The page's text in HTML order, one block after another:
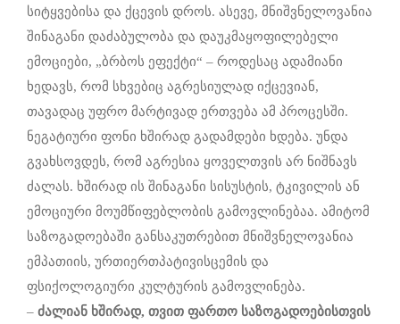
სიტყვებისა და ქცევის დროს. ასევე, მნიშვნელოვანია
შინაგანი დაძაბულობა და დაუკმაყოფილებელი
ემოციები, „ბრბოს ეფექტი“ – როდესაც ადამიანი
ხედავს, რომ სხვებიც აგრესიულად იქცევიან,
თავადაც უფრო მარტივად ერთვება ამ პროცესში.
ნეგატიური ფონი ხშირად გადამდები ხდება. უნდა
გვახსოვდეს, რომ აგრესია ყოველთვის არ ნიშნავს
ძალას. ხშირად ის შინაგანი სისუსტის, ტკივილის ან
ემოციური მოუმწიფებლობის გამოვლინებაა. ამიტომ
საზოგადოებაში განსაკუთრებით მნიშვნელოვანია
ემპათიის, ურთიერთპატივისცემის და
ფსიქოლოგიური კულტურის გამოვლინება.
– ძალიან ხშირად, თვით ფართო საზოგადოებისთვის